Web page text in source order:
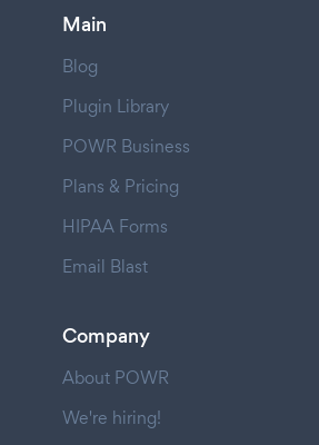
Main
Blog
Plugin Library
POWR Business
Plans & Pricing
HIPAA Forms
Email Blast
Company
About POWR
We're hiring!